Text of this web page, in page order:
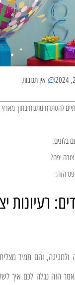
אין תגובות
להסתרת מתנות בתוך מארזי
בלונים:
יפה?
הזה:
רעיונות
ולחגיגה, והם תמיד
הזה נגלה לכם איך